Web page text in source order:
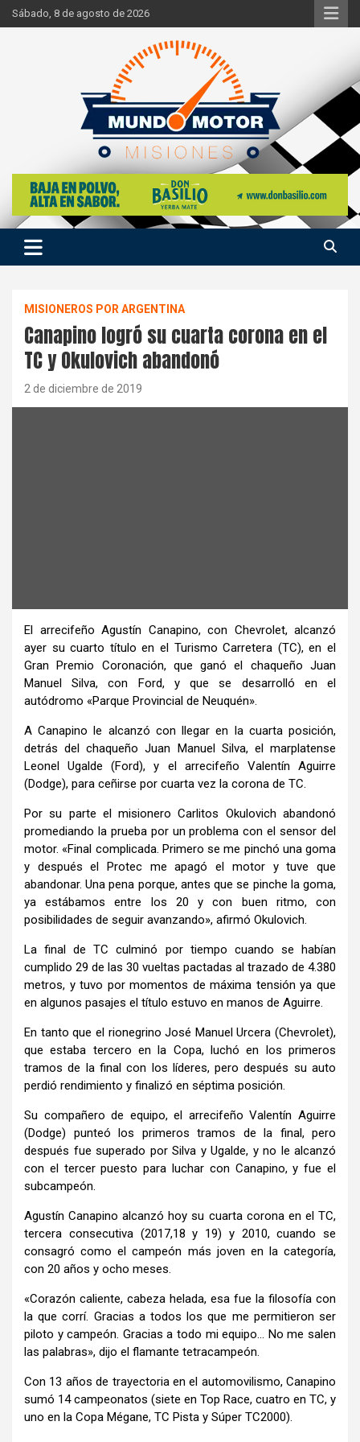
Skip
to
Sábado, 8 de agosto de 2026
Mundo Motor Misiones
Si hay ruido de motores ahí estaremos
MISIONEROS POR ARGENTINA
Canapino logró su cuarta corona en el
TC y Okulovich abandonó
2 de diciembre de 2019
El arrecifeño Agustín Canapino, con Chevrolet, alcanzó
ayer su cuarto título en el Turismo Carretera (TC), en el
Gran Premio Coronación, que ganó el chaqueño Juan
Manuel Silva, con Ford, y que se desarrolló en el
autódromo «Parque Provincial de Neuquén».
A Canapino le alcanzó con llegar en la cuarta posición,
detrás del chaqueño Juan Manuel Silva, el marplatense
Leonel Ugalde (Ford), y el arrecifeño Valentín Aguirre
(Dodge), para ceñirse por cuarta vez la corona de TC.
Por su parte el misionero Carlitos Okulovich abandonó
promediando la prueba por un problema con el sensor del
motor. «Final complicada. Primero se me pinchó una goma
y después el Protec me apagó el motor y tuve que
abandonar. Una pena porque, antes que se pinche la goma,
ya estábamos entre los 20 y con buen ritmo, con
posibilidades de seguir avanzando», afirmó Okulovich.
La final de TC culminó por tiempo cuando se habían
cumplido 29 de las 30 vueltas pactadas al trazado de 4.380
metros, y tuvo por momentos de máxima tensión ya que
en algunos pasajes el título estuvo en manos de Aguirre.
En tanto que el rionegrino José Manuel Urcera (Chevrolet),
que estaba tercero en la Copa, luchó en los primeros
tramos de la final con los líderes, pero después su auto
perdió rendimiento y finalizó en séptima posición.
Su compañero de equipo, el arrecifeño Valentín Aguirre
(Dodge) punteó los primeros tramos de la final, pero
después fue superado por Silva y Ugalde, y no le alcanzó
con el tercer puesto para luchar con Canapino, y fue el
subcampeón.
Agustín Canapino alcanzó hoy su cuarta corona en el TC,
tercera consecutiva (2017,18 y 19) y 2010, cuando se
consagró como el campeón más joven en la categoría,
con 20 años y ocho meses.
«Corazón caliente, cabeza helada, esa fue la filosofía con
la que corrí. Gracias a todos los que me permitieron ser
piloto y campeón. Gracias a todo mi equipo… No me salen
las palabras», dijo el flamante tetracampeón.
Con 13 años de trayectoria en el automovilismo, Canapino
sumó 14 campeonatos (siete en Top Race, cuatro en TC, y
uno en la Copa Mégane, TC Pista y Súper TC2000).